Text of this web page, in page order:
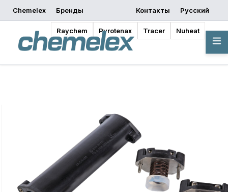
Chemelex Бренды
Raychem Pyrotenax Tracer Nuheat
Контакты
Русский
запросить
Где купить
Начать
Обзор